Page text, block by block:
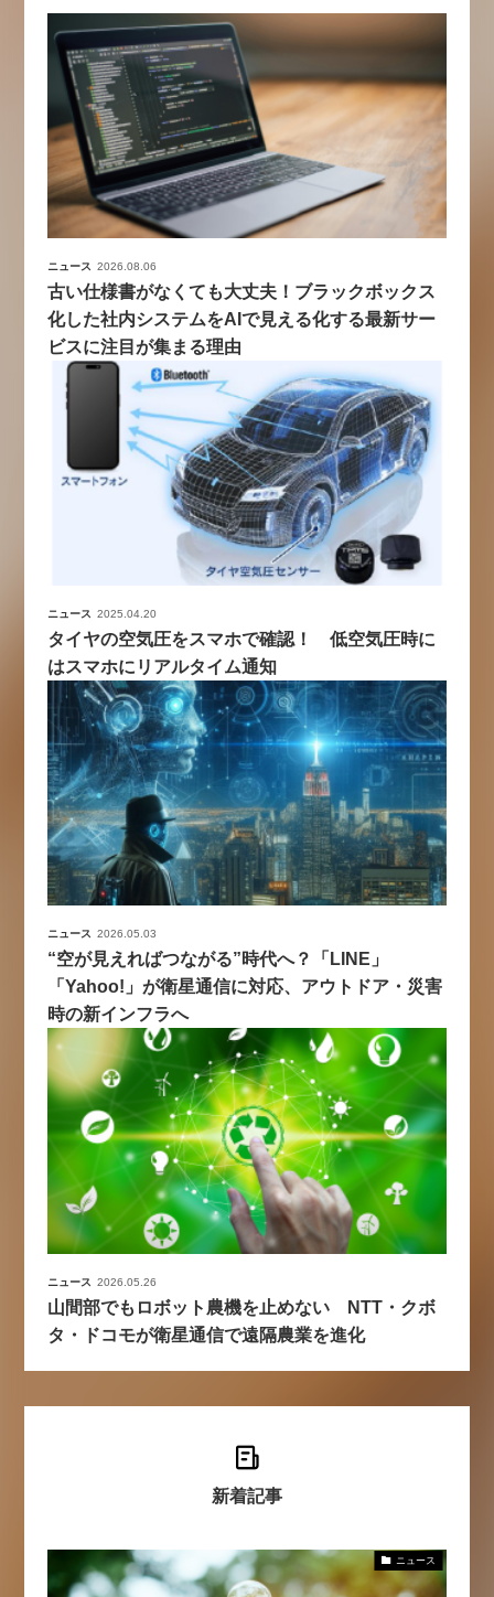
ニュース 2026.08.06
古い仕様書がなくても大丈夫！ブラックボックス
化した社内システムをAIで見える化する最新サー
ビスに注目が集まる理由
ニュース 2025.04.20
タイヤの空気圧をスマホで確認！ 低空気圧時に
はスマホにリアルタイム通知
ニュース 2026.05.03
“空が見えればつながる”時代へ？「LINE」
「Yahoo!」が衛星通信に対応、アウトドア・災害
時の新インフラへ
ニュース 2026.05.26
山間部でもロボット農機を止めない NTT・クボ
タ・ドコモが衛星通信で遠隔農業を進化
新着記事
ニュース